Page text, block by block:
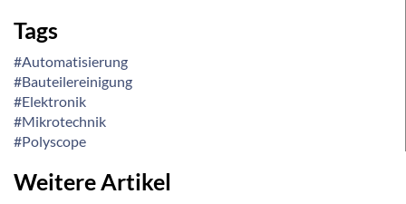
Tags
#Automatisierung
#Bauteilereinigung
#Elektronik
#Mikrotechnik
#Polyscope
Weitere Artikel